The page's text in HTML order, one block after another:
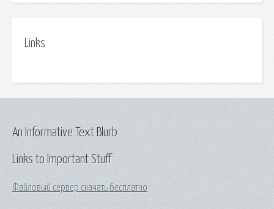
Links
Links to Important Stuff
Файловый сервер скачать бесплатно
An Informative Text Blurb